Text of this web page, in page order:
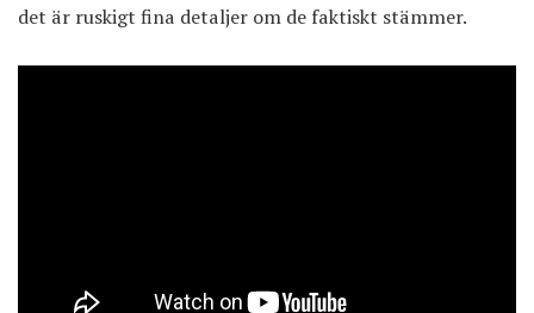
det är ruskigt fina detaljer om de faktiskt stämmer.